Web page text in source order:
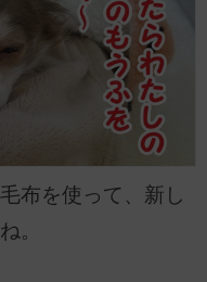
布を使って、新し
。